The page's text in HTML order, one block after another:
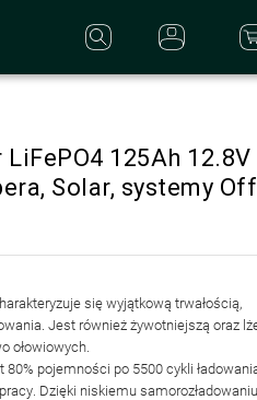
125Ah
Solar, systemy
się wyjątkową trwałością,
. Jest również żywotniejszą oraz
ołowiowych.
80% pojemności po 5500 cykli
. Dzięki niskiemu samorozładowaniu